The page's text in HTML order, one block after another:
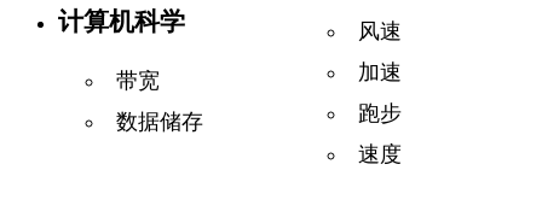
计算机科学
带宽
数据储存
风速
加速
跑步
速度